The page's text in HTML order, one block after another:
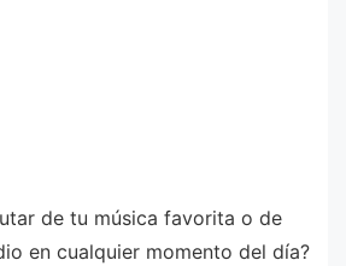
de tu música favorita o de
en cualquier momento del día?